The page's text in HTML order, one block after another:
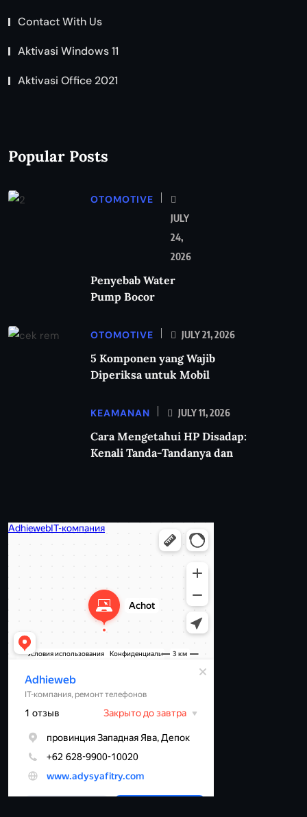
Contact With Us
Aktivasi Windows 11
Aktivasi Office 2021
Popular Posts
OTOMOTIVE
JULY
24,
2026
Penyebab Water
Pump Bocor
OTOMOTIVE JULY 21, 2026
5 Komponen yang Wajib
Diperiksa untuk Mobil
KEAMANAN JULY 11, 2026
Cara Mengetahui HP Disadap:
Kenali Tanda-Tandanya dan